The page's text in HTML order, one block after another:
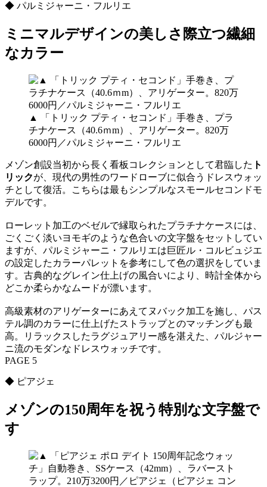
◆ パルミジャーニ・フルリエ
ミニマルデザインの美しさ際立つ繊細
なカラー
▲ 「トリック プティ・セコンド」手巻き、プラ
チナケース（40.6ｍm）、アリゲーター。820万
6000円／パルミジャーニ・フルリエ
メゾン創設当初から長く看板コレクションとして君臨した ト
リックが、現代の男性のワードローブに似合うドレスウォッ
チとして復活。こちらは最もシンプルなスモールセコンドモ
デルです。
ローレット加工のベゼルで縁取られたプラチナケースには、
ごくごく淡いヨモギのような色合いの文字盤をセットしてい
ますが、パルミジャーニ・フルリエは巨匠ル・コルビュジエ
の設定したカラーパレットを参考にして色の選択をしていま
す。古典的なグレイン仕上げの風合いにより、時計全体から
どこか柔らかなムードが漂います。
高級素材のアリゲーターにあえてヌバック加工を施し、パス
テル調のカラーに仕上げたストラップとのマッチングも最
高。リラックスしたラグジュアリー感を湛えた、パルジャー
ニ流のモダンなドレスウォッチです。
PAGE 5
◆ ピアジェ
メゾンの150周年を祝う特別な文字盤で
す